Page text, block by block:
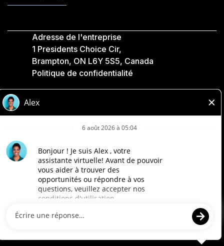
Adresse de l'entreprise
1 Presidents Choice Cir,
Brampton, ON L6Y 5S5, Canada
Politique de confidentialité
Accessibilité
Compagnies Loblaw